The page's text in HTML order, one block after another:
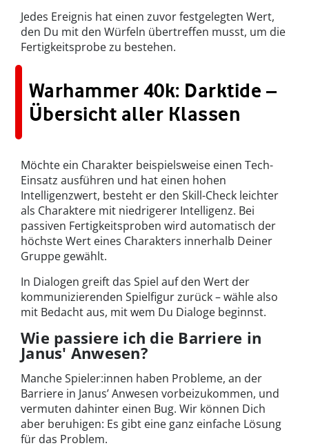
Jedes Ereignis hat einen zuvor festgelegten Wert,
den Du mit den Würfeln übertreffen musst, um die
Fertigkeitsprobe zu bestehen.
Warhammer 40k: Darktide –
Übersicht aller Klassen
Möchte ein Charakter beispielsweise einen Tech-
Einsatz ausführen und hat einen hohen
Intelligenzwert, besteht er den Skill-Check leichter
als Charaktere mit niedrigerer Intelligenz. Bei
passiven Fertigkeitsproben wird automatisch der
höchste Wert eines Charakters innerhalb Deiner
Gruppe gewählt.
In Dialogen greift das Spiel auf den Wert der
kommunizierenden Spielfigur zurück – wähle also
mit Bedacht aus, mit wem Du Dialoge beginnst.
Wie passiere ich die Barriere in
Janus' Anwesen?
Manche Spieler:innen haben Probleme, an der
Barriere in Janus’ Anwesen vorbeizukommen, und
vermuten dahinter einen Bug. Wir können Dich
aber beruhigen: Es gibt eine ganz einfache Lösung
für das Problem.